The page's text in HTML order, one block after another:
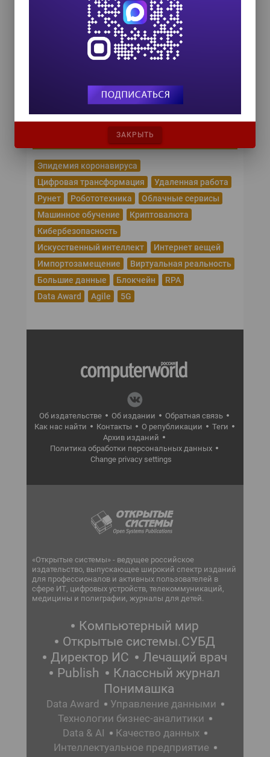
Форум ProcessTech
18 сентября 2026
Управление данными 2026
HR TECH + ИИ ТРАНСФОРМАЦИЯ 2026
8 октября 2026
Популярные теги
Эпидемия коронавируса
Цифровая трансформация
Удаленная работа
Рунет
Робототехника
Облачные сервисы
Машинное обучение
Криптовалюта
Кибербезопасность
Искусственный интеллект
Интернет вещей
Импортозамещение
Виртуальная реальность
Большие данные
Блокчейн
RPA
Data Award
Agile 5G
Об издательстве Об издании
Обратная связь
Как нас найти
Контакты О републикации
Теги
Архив изданий
Политика обработки персональных данных
Change privacy settings
«Открытые системы» - ведущее российское
издательство, выпускающее широкий спектр изданий
для профессионалов и активных пользователей в
сфере ИТ, цифровых устройств, телекоммуникаций,
медицины и полиграфии, журналы для детей.
Компьютерный мир
Открытые системы.СУБД
Директор ИС
Лечащий врач
Publish
Классный журнал
Понимашка
Data Award
Управление данными
Технологии бизнес-аналитики
Data & AI
Качество данных
Интеллектуальное предприятие
ЗАКРЫТЬ